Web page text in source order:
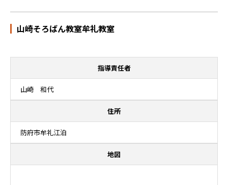
山崎そろばん教室牟礼教室
指導責任者
山崎 和代
住所
防府市牟礼江泊
地図